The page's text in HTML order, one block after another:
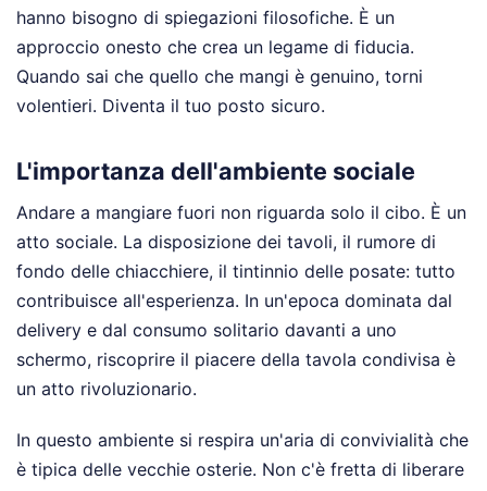
hanno bisogno di spiegazioni filosofiche. È un
approccio onesto che crea un legame di fiducia.
Quando sai che quello che mangi è genuino, torni
volentieri. Diventa il tuo posto sicuro.
L'importanza dell'ambiente sociale
Andare a mangiare fuori non riguarda solo il cibo. È un
atto sociale. La disposizione dei tavoli, il rumore di
fondo delle chiacchiere, il tintinnio delle posate: tutto
contribuisce all'esperienza. In un'epoca dominata dal
delivery e dal consumo solitario davanti a uno
schermo, riscoprire il piacere della tavola condivisa è
un atto rivoluzionario.
In questo ambiente si respira un'aria di convivialità che
è tipica delle vecchie osterie. Non c'è fretta di liberare